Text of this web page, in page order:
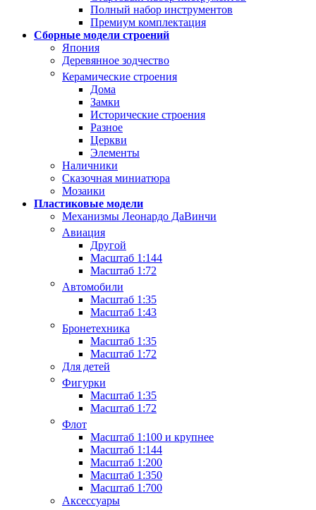
Полный набор инструментов
Премиум комплектация
Сборные модели строений
Япония
Деревянное зодчество
Керамические строения
Дома
Замки
Исторические строения
Разное
Церкви
Элементы
Наличники
Сказочная миниатюра
Мозаики
Пластиковые модели
Механизмы Леонардо ДаВинчи
Авиация
Другой
Масштаб 1:144
Масштаб 1:72
Автомобили
Масштаб 1:35
Масштаб 1:43
Бронетехника
Масштаб 1:35
Масштаб 1:72
Для детей
Фигурки
Масштаб 1:35
Масштаб 1:72
Флот
Масштаб 1:100 и крупнее
Масштаб 1:144
Масштаб 1:200
Масштаб 1:350
Масштаб 1:700
Аксессуары